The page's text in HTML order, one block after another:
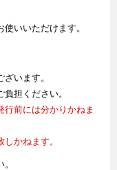
いいただけます。
います。
担ください。
前には分かりかねま
かねます。